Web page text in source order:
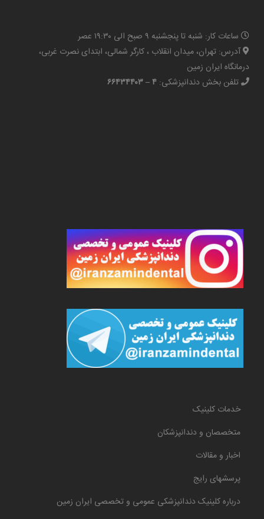
ساعات کار: شنبه تا پنجشنبه ۹ صبح الی ۱۹:۳۰ عصر
آدرس: تهران، میدان انقلاب ، کارگر شمالی، ابتدای نصرت غربی،
درمانگاه ایران زمین
تلفن بخش دندانپزشکی: ۴ – ۶۶۴۳۴۴۰۳
خدمات کلینیک
متخصصان و دندانپزشکان
اخبار و مقالات
پرسشهای رایج
درباره کلینیک دندانپزشکی عمومی و تخصصی ایران زمین